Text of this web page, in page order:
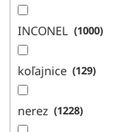
INCONEL 1000
koľajnice 129
nerez 1228